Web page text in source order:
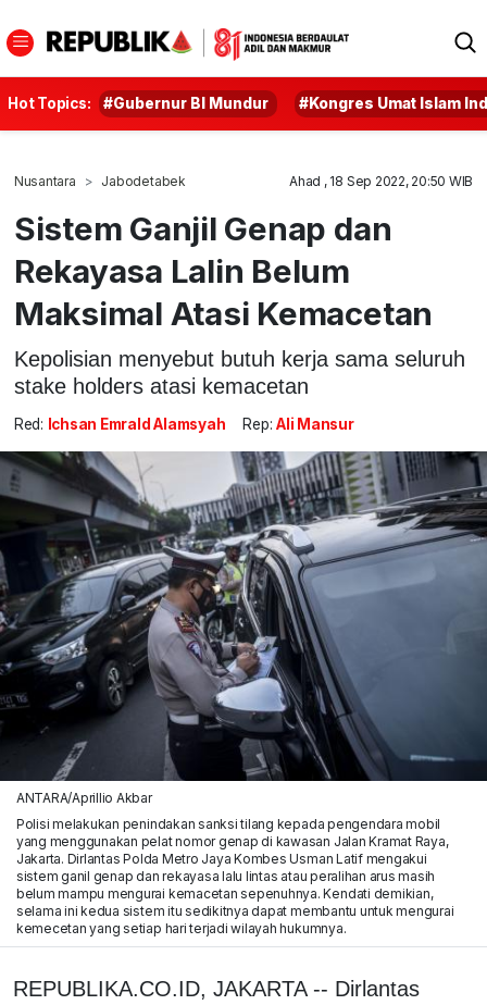
Hot Topics: #Gubernur BI Mundur #Kongres Umat Islam
Nusantara Jabodetabek Ahad , 18 Sep 2022, 20:50 WIB
Sistem Ganjil Genap dan
Rekayasa Lalin Belum
Maksimal Atasi Kemacetan
Kepolisian menyebut butuh kerja sama seluruh
stake holders atasi kemacetan
Red: Ichsan Emrald Alamsyah Rep: Ali Mansur
ANTARA/Aprillio Akbar
Polisi melakukan penindakan sanksi tilang kepada pengendara mobil
yang menggunakan pelat nomor genap di kawasan Jalan Kramat Raya,
Jakarta. Dirlantas Polda Metro Jaya Kombes Usman Latif mengakui
sistem ganil genap dan rekayasa lalu lintas atau peralihan arus masih
belum mampu mengurai kemacetan sepenuhnya. Kendati demikian,
selama ini kedua sistem itu sedikitnya dapat membantu untuk mengurai
kemecetan yang setiap hari terjadi wilayah hukumnya.
REPUBLIKA.CO.ID, JAKARTA -- Dirlantas